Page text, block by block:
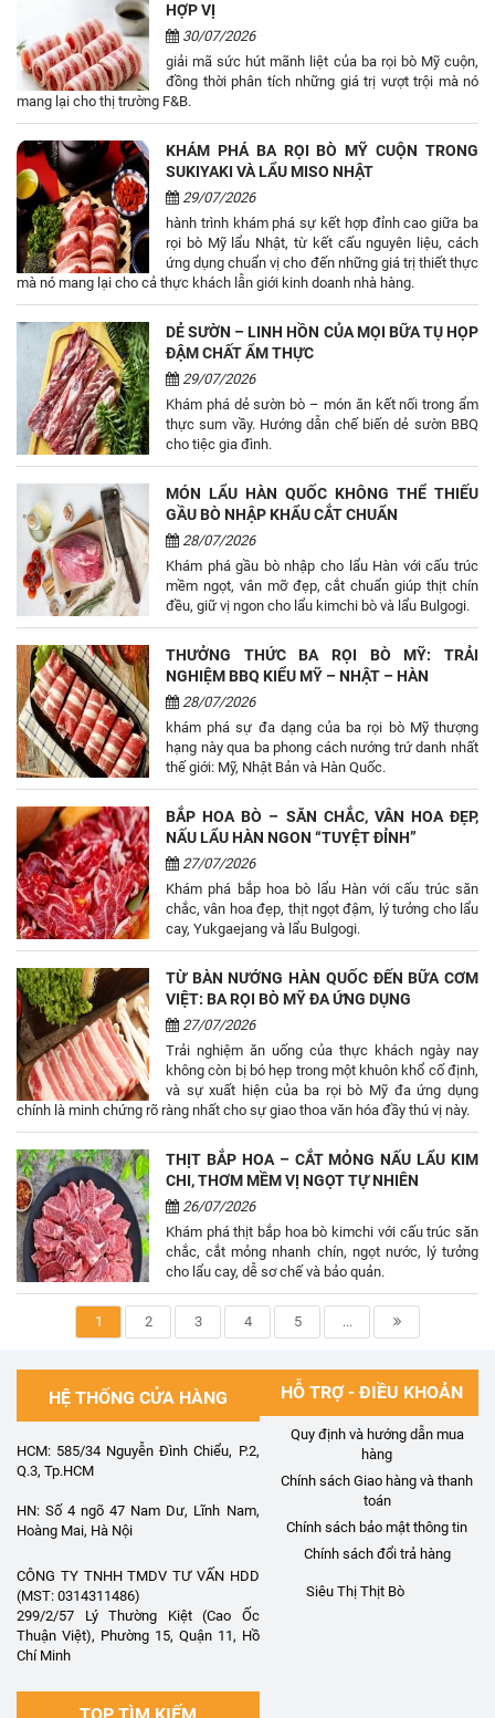
HỢP VỊ
30/07/2026
giải mã sức hút mãnh liệt của ba rọi bò Mỹ cuộn,
đồng thời phân tích những giá trị vượt trội mà nó
mang lại cho thị trường F&B.
KHÁM PHÁ BA RỌI BÒ MỸ CUỘN TRONG
SUKIYAKI VÀ LẨU MISO NHẬT
29/07/2026
hành trình khám phá sự kết hợp đỉnh cao giữa ba
rọi bò Mỹ lẩu Nhật, từ kết cấu nguyên liệu, cách
ứng dụng chuẩn vị cho đến những giá trị thiết thực
mà nó mang lại cho cả thực khách lẫn giới kinh doanh nhà hàng.
DẺ SƯỜN – LINH HỒN CỦA MỌI BỮA TỤ HỌP
ĐẬM CHẤT ẨM THỰC
29/07/2026
Khám phá dẻ sườn bò – món ăn kết nối trong ẩm
thực sum vầy. Hướng dẫn chế biến dẻ sườn BBQ
cho tiệc gia đình.
MÓN LẨU HÀN QUỐC KHÔNG THỂ THIẾU
GẦU BÒ NHẬP KHẨU CẮT CHUẨN
28/07/2026
Khám phá gầu bò nhập cho lẩu Hàn với cấu trúc
mềm ngọt, vân mỡ đẹp, cắt chuẩn giúp thịt chín
đều, giữ vị ngon cho lẩu kimchi bò và lẩu Bulgogi.
THƯỞNG THỨC BA RỌI BÒ MỸ: TRẢI
NGHIỆM BBQ KIỂU MỸ – NHẬT – HÀN
28/07/2026
khám phá sự đa dạng của ba rọi bò Mỹ thượng
hạng này qua ba phong cách nướng trứ danh nhất
thế giới: Mỹ, Nhật Bản và Hàn Quốc.
BẮP HOA BÒ – SĂN CHẮC, VÂN HOA ĐẸP,
NẤU LẨU HÀN NGON “TUYỆT ĐỈNH”
27/07/2026
Khám phá bắp hoa bò lẩu Hàn với cấu trúc săn
chắc, vân hoa đẹp, thịt ngọt đậm, lý tưởng cho lẩu
cay, Yukgaejang và lẩu Bulgogi.
TỪ BÀN NƯỚNG HÀN QUỐC ĐẾN BỮA CƠM
VIỆT: BA RỌI BÒ MỸ ĐA ỨNG DỤNG
27/07/2026
Trải nghiệm ăn uống của thực khách ngày nay
không còn bị bó hẹp trong một khuôn khổ cố định,
và sự xuất hiện của ba rọi bò Mỹ đa ứng dụng
chính là minh chứng rõ ràng nhất cho sự giao thoa văn hóa đầy thú vị này.
THỊT BẮP HOA – CẮT MỎNG NẤU LẨU KIM
CHI, THƠM MỀM VỊ NGỌT TỰ NHIÊN
26/07/2026
Khám phá thịt bắp hoa bò kimchi với cấu trúc săn
chắc, cắt mỏng nhanh chín, ngọt nước, lý tưởng
cho lẩu cay, dễ sơ chế và bảo quản.
1 2 3 4 5 ...
HỆ THỐNG CỬA HÀNG
HCM: 585/34 Nguyễn Đình Chiểu, P.2,
Q.3, Tp.HCM
HN: Số 4 ngõ 47 Nam Dư, Lĩnh Nam,
Hoàng Mai, Hà Nội
CÔNG TY TNHH TMDV TƯ VẤN HDD
(MST: 0314311486)
299/2/57 Lý Thường Kiệt (Cao Ốc
Thuận Việt), Phường 15, Quận 11, Hồ
Chí Minh
HỖ TRỢ - ĐIỀU KHOẢN
Quy định và hướng dẫn mua
hàng
Chính sách Giao hàng và thanh
toán
Chính sách bảo mật thông tin
Chính sách đổi trả hàng
Siêu Thị Thịt Bò